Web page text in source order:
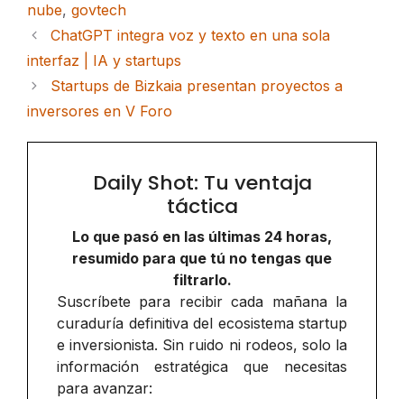
nube, govtech
ChatGPT integra voz y texto en una sola
interfaz | IA y startups
Startups de Bizkaia presentan proyectos a
inversores en V Foro
Daily Shot: Tu ventaja
táctica
Lo que pasó en las últimas 24 horas,
resumido para que tú no tengas que
filtrarlo.
Suscríbete para recibir cada mañana la
curaduría definitiva del ecosistema startup
e inversionista. Sin ruido ni rodeos, solo la
información estratégica que necesitas
para avanzar: